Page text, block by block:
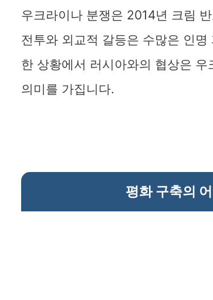
우크라이나 분쟁은 2014년 크림
전투와 외교적 갈등은 수많은 인
한 상황에서 러시아와의 협상은
의미를 가집니다.
평화 구축의